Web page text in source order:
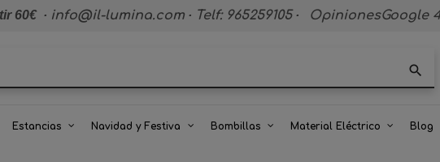
60€· info@il-lumina.com · Telf: 965259105 · OpinionesGoogle
search
Estancias Navidad y Festiva Bombillas Material Eléctrico Blog